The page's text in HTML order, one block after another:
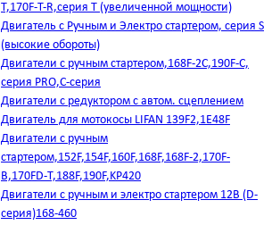
T,170F-T-R,серия Т (увеличенной мощности)
Двигатель с Ручным и Электро стартером, серия S
(высокие обороты)
Двигатели с ручным стартером,168F-2C,190F-C,
серия PRO,C-серия
Двигатели с редуктором с автом. сцеплением
Двигатель для мотокосы LIFAN 139F2,1E48F
Двигатели с ручным
стартером,152F,154F,160F,168F,168F-2,170F-
B,170FD-T,188F,190F,KP420
Двигатели с ручным и электро стартером 12В (D-
серия)168-460